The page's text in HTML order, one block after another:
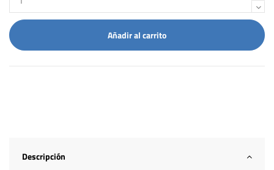
Añadir al carrito
Descripción